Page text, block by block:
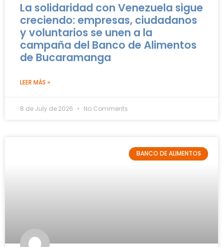
La solidaridad con Venezuela sigue
creciendo: empresas, ciudadanos
y voluntarios se unen a la
campaña del Banco de Alimentos
de Bucaramanga
LEER MÁS »
8 de July de 2026 No Comments
BANCO DE ALIMENTOS